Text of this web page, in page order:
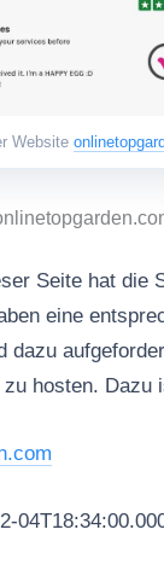
Website
Seite hat die
eine
dazu
hosten. Dazu